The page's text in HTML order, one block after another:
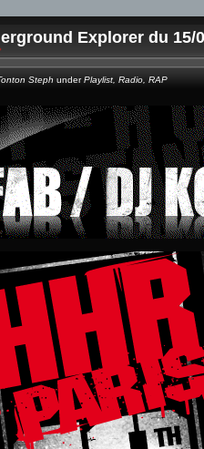
Explorer du 15/
Steph underPlaylist Radio RAP